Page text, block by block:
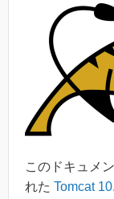
このドキュメ
れた Tomcat